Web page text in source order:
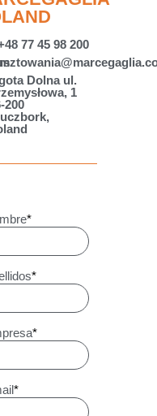
77 45 98 200
Dolna ul.
1
200
*
*
*
*